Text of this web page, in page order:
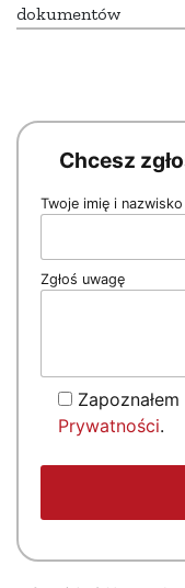
dokumentów
Chcesz
Twoje imię i nazwisko
Zgłoś uwagę
Prywatności.